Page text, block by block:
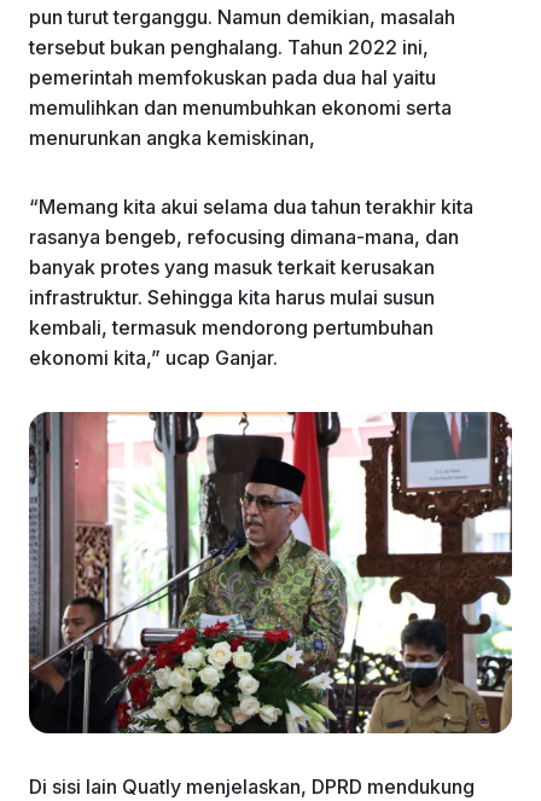
pun turut terganggu. Namun demikian, masalah
tersebut bukan penghalang. Tahun 2022 ini,
pemerintah memfokuskan pada dua hal yaitu
memulihkan dan menumbuhkan ekonomi serta
menurunkan angka kemiskinan,
“Memang kita akui selama dua tahun terakhir kita
rasanya bengeb, refocusing dimana-mana, dan
banyak protes yang masuk terkait kerusakan
infrastruktur. Sehingga kita harus mulai susun
kembali, termasuk mendorong pertumbuhan
ekonomi kita,” ucap Ganjar.
Di sisi lain Quatly menjelaskan, DPRD mendukung